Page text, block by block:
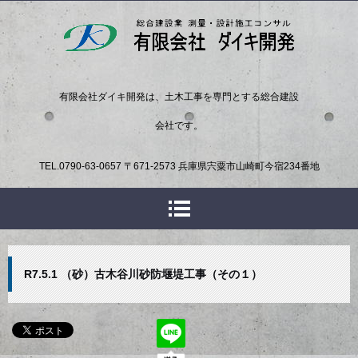
有限会社ダイキ開発は、土木工事を専門とする総合建設
会社です。
TEL. 0790-63-0657 〒671-2573 兵庫県宍粟市山崎町今宿234番地
R7.5.1 （砂）古木谷川砂防堰堤工事（その１）